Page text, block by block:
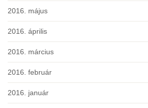
2016. május
2016. április
2016. március
2016. február
2016. január